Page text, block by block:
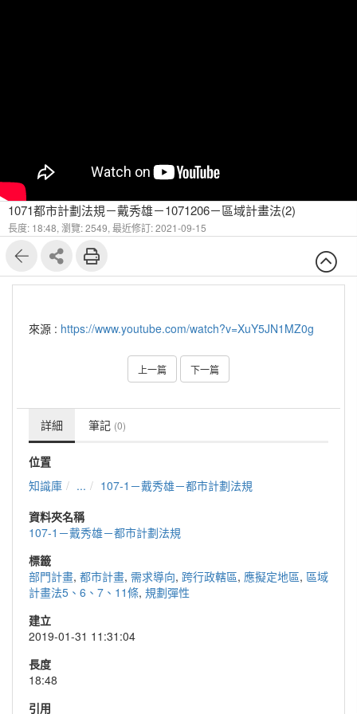
1071都市計劃法規－戴秀雄－1071206－區域計畫法(2)
長度: 18:48, 瀏覽: 2549, 最近修訂: 2021-09-15
來源 : https://www.youtube.com/watch?v=XuY5JN1MZ0g
上一篇 下一篇
詳細 筆記 (0)
位置
知識庫
...
107-1－戴秀雄－都市計劃法規
資料夾名稱
107-1－戴秀雄－都市計劃法規
標籤
部門計畫, 都市計畫, 需求導向, 跨行政轄區, 應擬定地區, 區域
計畫法5、6、7、11條, 規劃彈性
建立
2019-01-31 11:31:04
長度
18:48
引用